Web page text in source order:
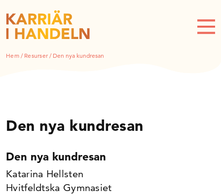
Hem/ Resurser / Den nya kundresan
Den nya kundresan
Den nya kundresan
Katarina Hellsten
Hvitfeldtska Gymnasiet